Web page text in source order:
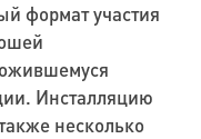
формат участия
Инсталляцию
несколько